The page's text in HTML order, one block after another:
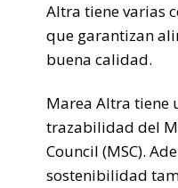
Altra tiene varias
que garantizan
buena calidad.
Marea Altra tiene
trazabilidad del
Council (MSC).
sostenibilidad